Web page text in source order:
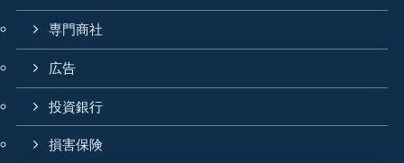
専門商社
広告
投資銀行
損害保険